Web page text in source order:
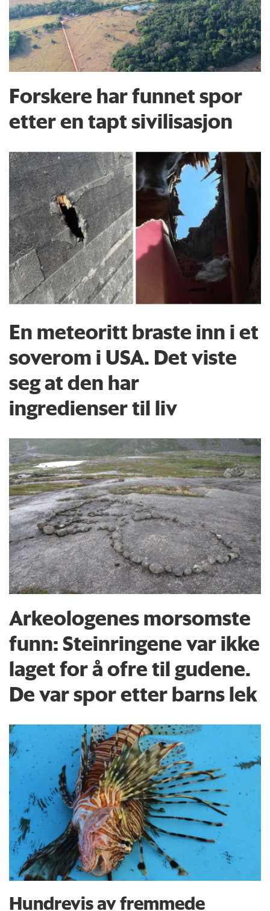
Forskere har funnet spor
etter en tapt sivilisasjon
En meteoritt braste inn i et
soverom i USA. Det viste
seg at den har
ingredienser til liv
Arkeologenes morsomste
funn: Steinringene var ikke
laget for å ofre til gudene.
De var spor etter barns lek
Hundrevis av fremmede